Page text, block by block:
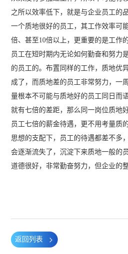
之所以效率低下，就是与企业员工的
一个质地很好的员工，其工作效率可
倍、甚至10倍以上，更重要的是工作
员工在短时期内无论如何勤奋和努力
的员工的。布置同样的工作，质地优
成了，而质地差的员工非常努力，一
量根本不可能与质地好的员工同日而
就有七倍的差距，那么同一岗位质地
员工七倍的薪金待遇，更不用考量质
思想的支配下，员工的待遇都差不多
会逐渐流失了，沉淀下来质地一般的
道德很好，非常勤奋努力，但企业的
返回列表